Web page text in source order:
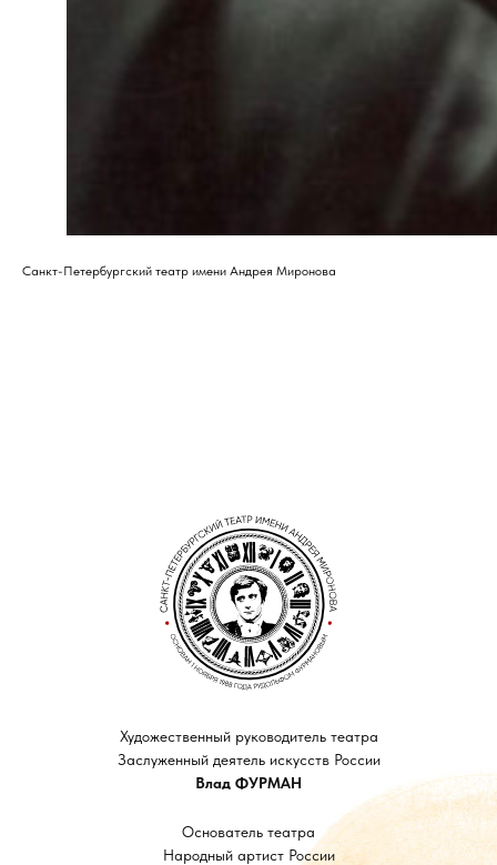
Санкт-Петербургский театр имени Андрея Миронова
Художественный руководитель театра
Заслуженный деятель искусств России
Влад ФУРМАН
Основатель театра
Народный артист России